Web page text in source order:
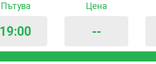
Пътува
19:00
Цена
--